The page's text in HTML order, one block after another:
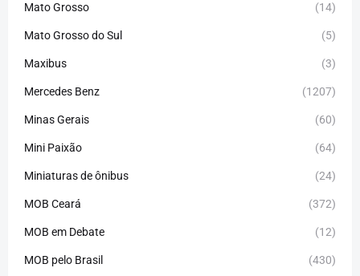
Mato Grosso (14)
Mato Grosso do Sul (5)
Maxibus (3)
Mercedes Benz (1207)
Minas Gerais (60)
Mini Paixão (64)
Miniaturas de ônibus (24)
MOB Ceará (372)
MOB em Debate (12)
MOB pelo Brasil (430)